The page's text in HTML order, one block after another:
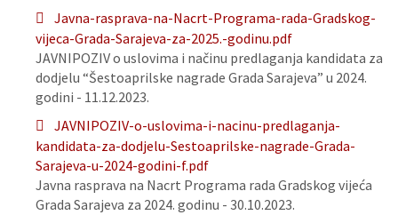
Javna-rasprava-na-Nacrt-Programa-rada-Gradskog-
vijeca-Grada-Sarajeva-za-2025.-godinu.pdf
JAVNIPOZIV o uslovima i načinu predlaganja kandidata za
dodjelu “Šestoaprilske nagrade Grada Sarajeva” u 2024.
godini - 11.12.2023.
JAVNIPOZIV-o-uslovima-i-nacinu-predlaganja-
kandidata-za-dodjelu-Sestoaprilske-nagrade-Grada-
Sarajeva-u-2024-godini-f.pdf
Javna rasprava na Nacrt Programa rada Gradskog vijeća
Grada Sarajeva za 2024. godinu - 30.10.2023.